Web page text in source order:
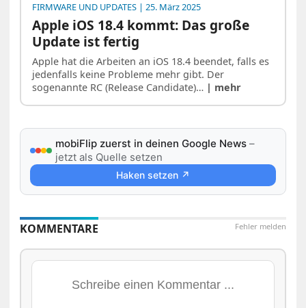
FIRMWARE UND UPDATES | 25. März 2025
Apple iOS 18.4 kommt: Das große
Update ist fertig
Apple hat die Arbeiten an iOS 18.4 beendet, falls es
jedenfalls keine Probleme mehr gibt. Der
sogenannte RC (Release Candidate)… | mehr
mobiFlip zuerst in deinen Google News –
jetzt als Quelle setzen
Haken setzen ↗
Fehler melden
KOMMENTARE